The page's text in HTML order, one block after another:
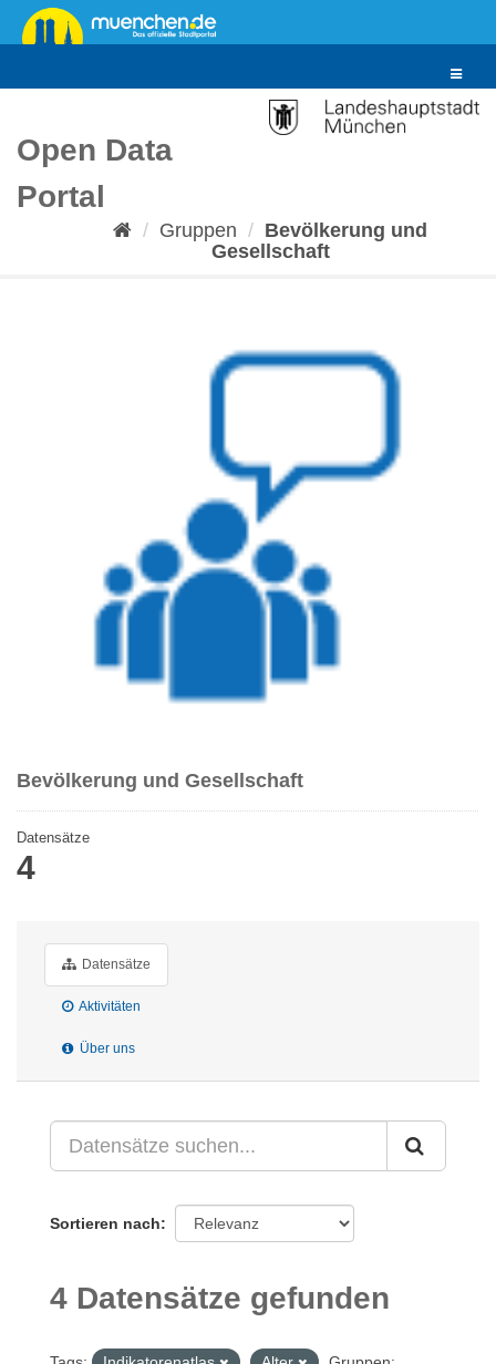
Überspringen
zum
Toggle
Open Data
Portal
Gruppen
Bevölkerung und
Gesellschaft
Bevölkerung und Gesellschaft
Datensätze
4
Datensätze
Aktivitäten
Über uns
Sortieren nach
4 Datensätze gefunden